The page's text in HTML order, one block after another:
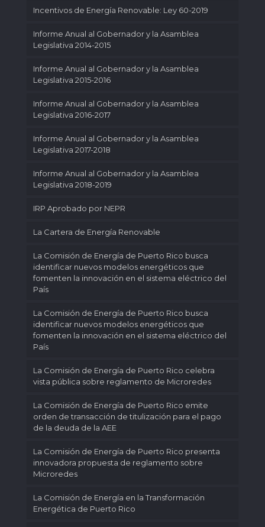
Incentivos de Energía Renovable: Ley 60-2019
Informe Anual al Gobernador y la Asamblea
Legislativa 2014-2015
Informe Anual al Gobernador y la Asamblea
Legislativa 2015-2016
Informe Anual al Gobernador y la Asamblea
Legislativa 2016-2017
Informe Anual al Gobernador y la Asamblea
Legislativa 2017-2018
Informe Anual al Gobernador y la Asamblea
Legislativa 2018-2019
IRP Aprobado por NEPR
La Cartera de Energía Renovable
La Comisión de Energía de Puerto Rico busca
identificar nuevos modelos energéticos que
fomenten la innovación en el sistema eléctrico del
País
La Comisión de Energía de Puerto Rico busca
identificar nuevos modelos energéticos que
fomenten la innovación en el sistema eléctrico del
País
La Comisión de Energía de Puerto Rico celebra
vista pública sobre reglamento de Microredes
La Comisión de Energía de Puerto Rico emite
orden de transacción de titulización para el pago
de la deuda de la AEE
La Comisión de Energía de Puerto Rico presenta
innovadora propuesta de reglamento sobre
Microredes
La Comisión de Energía en la Transformación
Energética de Puerto Rico